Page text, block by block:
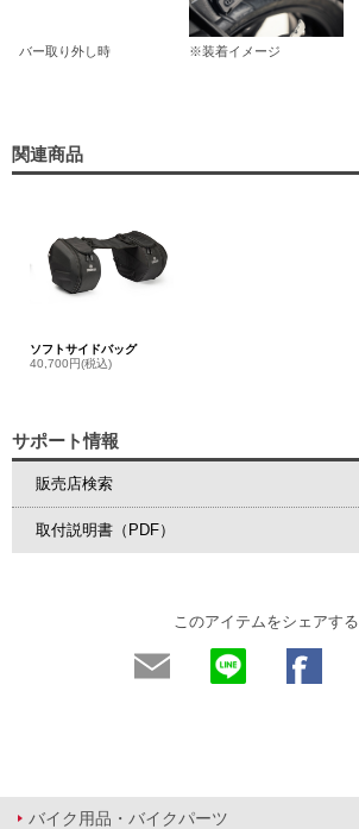
バー取り外し時 ※装着イメージ
関連商品
ソフトサイドバッグ
40,700円(税込)
サポート情報
販売店検索
取付説明書（PDF）
このアイテムをシェアする
バイク用品・バイクパーツ